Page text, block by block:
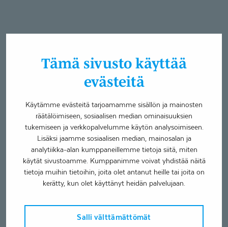
Tämä sivusto käyttää
evästeitä
Käytämme evästeitä tarjoamamme sisällön ja mainosten
räätälöimiseen, sosiaalisen median ominaisuuksien
tukemiseen ja verkkopalvelumme käytön analysoimiseen.
Lisäksi jaamme sosiaalisen median, mainosalan ja
analytiikka-alan kumppaneillemme tietoja siitä, miten
käytät sivustoamme. Kumppanimme voivat yhdistää näitä
tietoja muihin tietoihin, joita olet antanut heille tai joita on
kerätty, kun olet käyttänyt heidän palvelujaan.
Salli välttämättömät